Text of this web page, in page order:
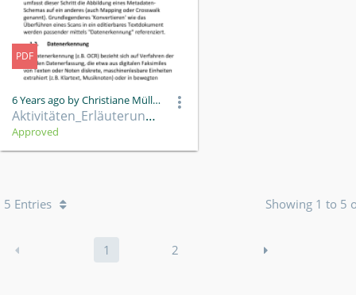
PDF
6 Years ago by Christiane Müller
Aktivitäten_Erläuterungen.pdf
Approved
5 Entries Showing 1 to 5
1 2